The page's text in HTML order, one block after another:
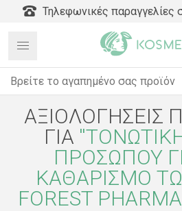
Τηλεφωνικές παραγγελίες
ΑΞΙΟΛΟΓΉΣΕΙΣ
ΓΙΑ
ΠΡΟΣΏΠΟΥ
ΚΑΘΑΡΙΣΜΌ
FOREST